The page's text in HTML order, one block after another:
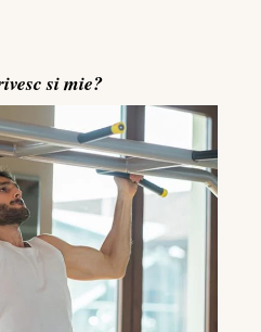
si mie?